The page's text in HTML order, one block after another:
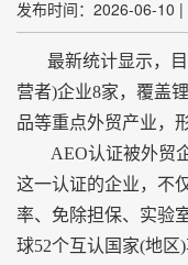
发布时间：2026-06-10 |
最新统计显示，目
营者)企业8家，覆盖
品等重点外贸产业，
AEO认证被外贸企
这一认证的企业，不
率、免除担保、实验
球52个互认国家(地